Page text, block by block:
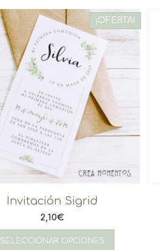
¡OFERTA!
Invitación Sigrid
2,10€
SELECCIONAR OPCIONES